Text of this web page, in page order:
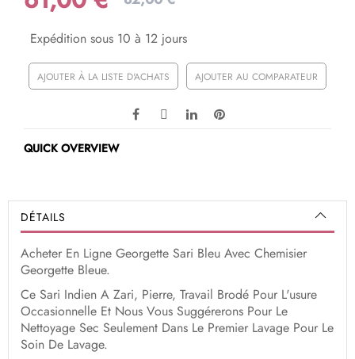
Expédition sous 10 à 12 jours
AJOUTER À LA LISTE D'ACHATS AJOUTER AU COMPARATEUR
QUICK OVERVIEW
DÉTAILS
Acheter En Ligne Georgette Sari Bleu Avec Chemisier
Georgette Bleue.
Ce Sari Indien A Zari, Pierre, Travail Brodé Pour L'usure
Occasionnelle Et Nous Vous Suggérerons Pour Le
Nettoyage Sec Seulement Dans Le Premier Lavage Pour Le
Soin De Lavage.